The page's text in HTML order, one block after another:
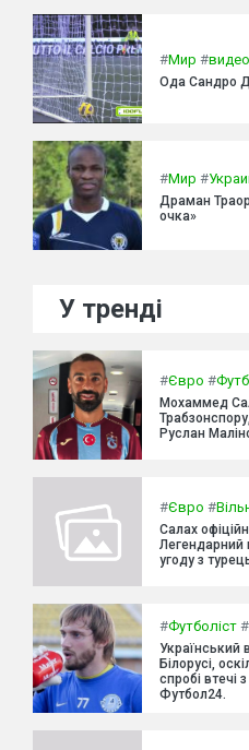
#Мир #видео
Ода Сандро
#Мир #
Драман
очка»
У тренді
#Євро #
Мохаммед
Руслан
#Євро #
Салах
Легендарний
угоду з
#Футболіст #
Український
Білорусі,
спробі втечі
Футбол24.